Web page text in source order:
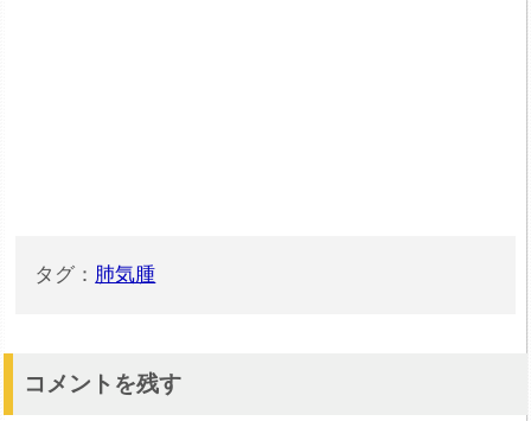
タグ： 肺気腫
コメントを残す